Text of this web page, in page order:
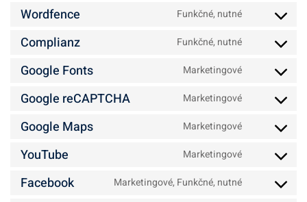
wpforms
Wordfence Funkčné, nutné
Consent
wordfence
Complianz Funkčné, nutné
Consent
complianz
Google Fonts Marketingové
Consent
google-
Google reCAPTCHA Marketingové
Consent
google-
recaptcha
Google Maps Marketingové
Consent
google-
YouTube Marketingové
Consent
Facebook Marketingové, Funkčné, nutné
Consent